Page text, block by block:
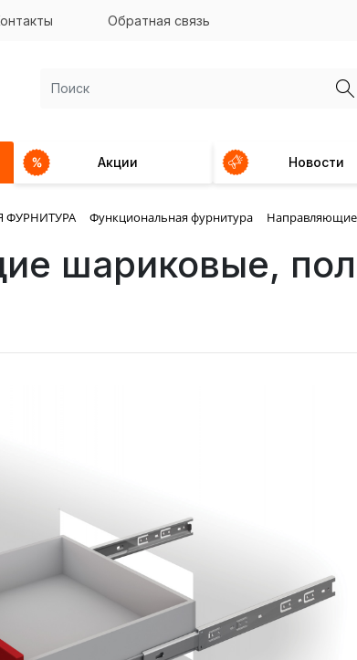
Обратная связь
Акции Новости
ФУРНИТУРА Функциональная фурнитура Направляющие
шариковые,